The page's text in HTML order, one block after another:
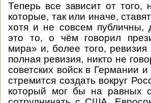
Теперь все зависит от того,
которые, так или иначе,
хотя и не совсем публичны,
это то, о чём говорил
мира» и, более того,
полная ревизия, никто не
советских войск в Германии
стремится создать вокруг
который мог бы на равных